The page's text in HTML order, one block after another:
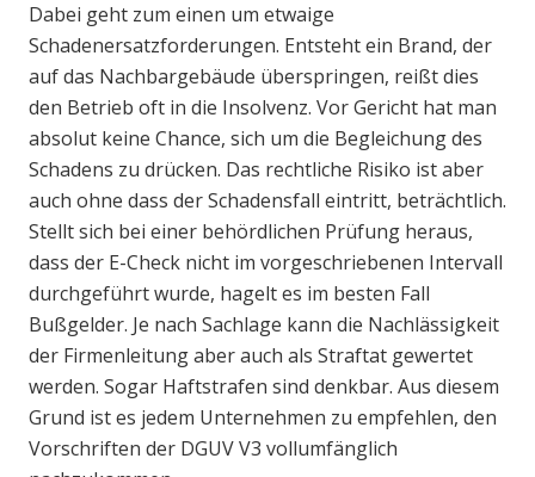
Dabei geht zum einen um etwaige
Schadenersatzforderungen. Entsteht ein Brand, der
auf das Nachbargebäude überspringen, reißt dies
den Betrieb oft in die Insolvenz. Vor Gericht hat man
absolut keine Chance, sich um die Begleichung des
Schadens zu drücken. Das rechtliche Risiko ist aber
auch ohne dass der Schadensfall eintritt, beträchtlich.
Stellt sich bei einer behördlichen Prüfung heraus,
dass der E-Check nicht im vorgeschriebenen Intervall
durchgeführt wurde, hagelt es im besten Fall
Bußgelder. Je nach Sachlage kann die Nachlässigkeit
der Firmenleitung aber auch als Straftat gewertet
werden. Sogar Haftstrafen sind denkbar. Aus diesem
Grund ist es jedem Unternehmen zu empfehlen, den
Vorschriften der DGUV V3 vollumfänglich